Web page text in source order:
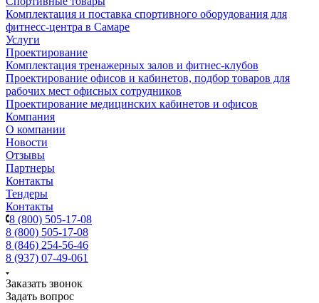
Комплектация и поставка спортивного оборудования для
фитнесс-центра в Самаре
Услуги
Проектирование
Комплектация тренажерных залов и фитнес-клубов
Проектирование офисов и кабинетов, подбор товаров для
рабочих мест офисных сотрудников
Проектирование медицинских кабинетов и офисов
Компания
О компании
Новости
Отзывы
Партнеры
Контакты
Тендеры
Контакты
8 (800) 505-17-08
8 (800) 505-17-08
8 (846) 254-56-46
8 (937) 07-49-061
Заказать звонок
Задать вопрос